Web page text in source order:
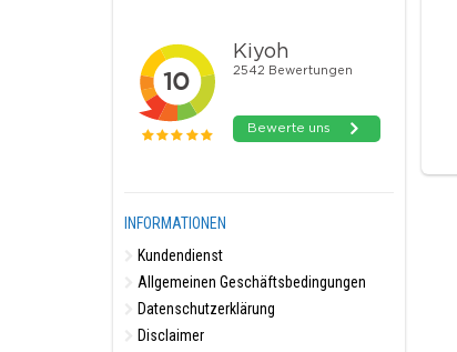
INFORMATIONEN
Kundendienst
Allgemeinen Geschäftsbedingungen
Datenschutzerklärung
Disclaimer